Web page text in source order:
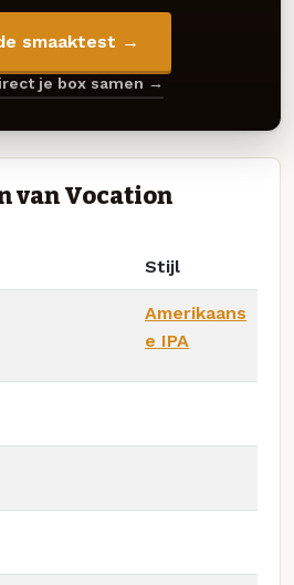
smaaktest →
je box samen →
van Vocation
Stijl
Amerikaans
e IPA